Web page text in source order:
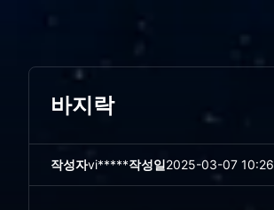
바지락
작성자vi*****작성일2025-03-07 10:26